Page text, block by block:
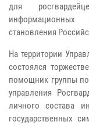
для
становления
На территории
состоялся
помощник группы
управления
личного состава
государственных